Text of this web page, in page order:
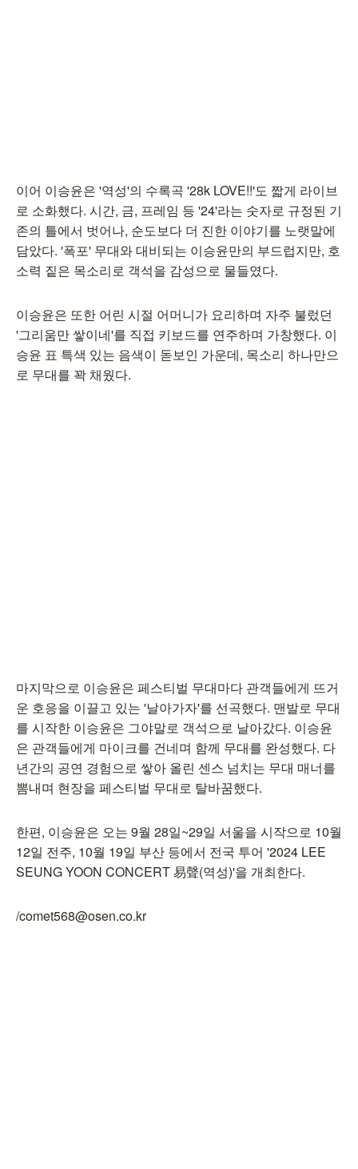
이어 이승윤은 '역성'의 수록곡 '28k LOVE!!'도 짧게 라이브
로 소화했다. 시간, 금, 프레임 등 '24'라는 숫자로 규정된 기
존의 틀에서 벗어나, 순도보다 더 진한 이야기를 노랫말에
담았다. '폭포' 무대와 대비되는 이승윤만의 부드럽지만, 호
소력 짙은 목소리로 객석을 감성으로 물들였다.
이승윤은 또한 어린 시절 어머니가 요리하며 자주 불렀던
'그리움만 쌓이네'를 직접 키보드를 연주하며 가창했다. 이
승윤 표 특색 있는 음색이 돋보인 가운데, 목소리 하나만으
로 무대를 꽉 채웠다.
마지막으로 이승윤은 페스티벌 무대마다 관객들에게 뜨거
운 호응을 이끌고 있는 '날아가자'를 선곡했다. 맨발로 무대
를 시작한 이승윤은 그야말로 객석으로 날아갔다. 이승윤
은 관객들에게 마이크를 건네며 함께 무대를 완성했다. 다
년간의 공연 경험으로 쌓아 올린 센스 넘치는 무대 매너를
뽐내며 현장을 페스티벌 무대로 탈바꿈했다.
한편, 이승윤은 오는 9월 28일~29일 서울을 시작으로 10월
12일 전주, 10월 19일 부산 등에서 전국 투어 '2024 LEE
SEUNG YOON CONCERT 易聲(역성)'을 개최한다.
/comet568@osen.co.kr